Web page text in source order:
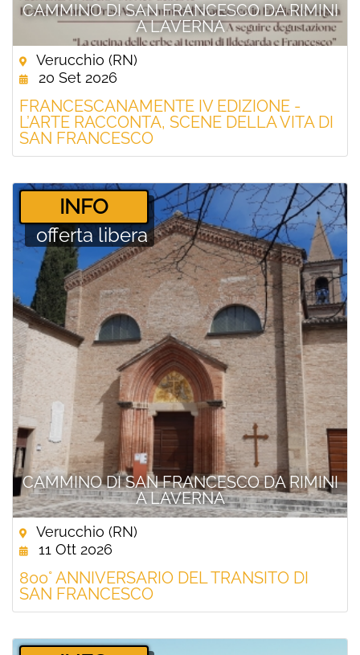
CAMMINO DI SAN FRANCESCO DA RIMINI
A LAVERNA
Verucchio (RN)
20 Set 2026
FRANCESCANAMENTE IV EDIZIONE -
L’ARTE RACCONTA, SCENE DELLA VITA DI
SAN FRANCESCO
CAMMINO DI SAN FRANCESCO DA RIMINI
A LAVERNA
­INFO
offerta libera
Verucchio (RN)
11 Ott 2026
800° ANNIVERSARIO DEL TRANSITO DI
SAN FRANCESCO